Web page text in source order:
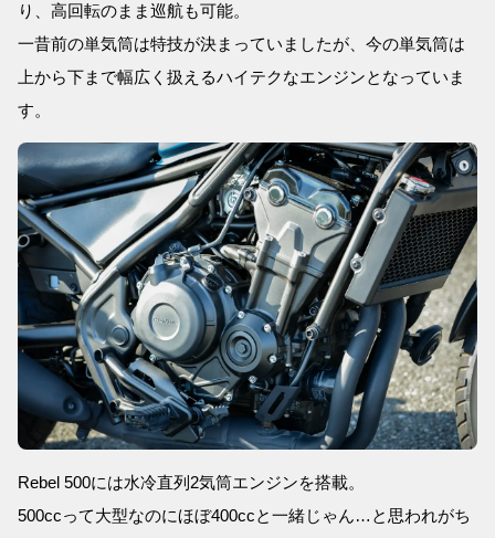
り、高回転のまま巡航も可能。
一昔前の単気筒は特技が決まっていましたが、今の単気筒は
上から下まで幅広く扱えるハイテクなエンジンとなっていま
す。
Rebel 500には水冷直列2気筒エンジンを搭載。
500ccって大型なのにほぼ400ccと一緒じゃん…と思われがち